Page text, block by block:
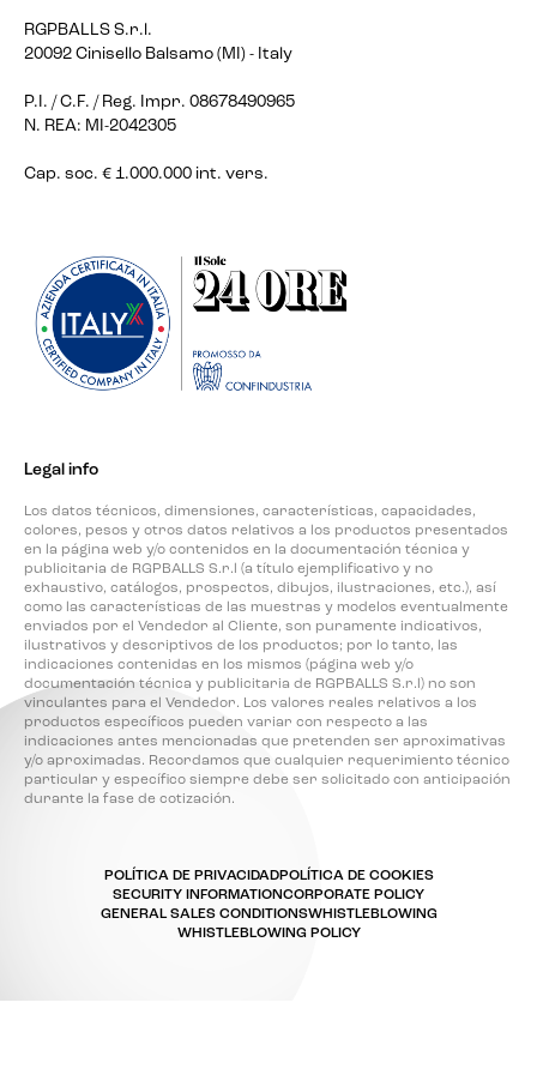
RGPBALLS S.r.l.
20092 Cinisello Balsamo (MI) - Italy
P.I. / C.F. / Reg. Impr. 08678490965
N. REA: MI-2042305
Cap. soc. € 1.000.000 int. vers.
Legal info
Los datos técnicos, dimensiones, características, capacidades,
colores, pesos y otros datos relativos a los productos presentados
en la página web y/o contenidos en la documentación técnica y
publicitaria de RGPBALLS S.r.l (a título ejemplificativo y no
exhaustivo, catálogos, prospectos, dibujos, ilustraciones, etc.), así
como las características de las muestras y modelos eventualmente
enviados por el Vendedor al Cliente, son puramente indicativos,
ilustrativos y descriptivos de los productos; por lo tanto, las
indicaciones contenidas en los mismos (página web y/o
documentación técnica y publicitaria de RGPBALLS S.r.l) no son
vinculantes para el Vendedor. Los valores reales relativos a los
productos específicos pueden variar con respecto a las
indicaciones antes mencionadas que pretenden ser aproximativas
y/o aproximadas. Recordamos que cualquier requerimiento técnico
particular y específico siempre debe ser solicitado con anticipación
durante la fase de cotización.
POLÍTICA DE PRIVACIDADPOLÍTICA DE COOKIES
SECURITY INFORMATIONCORPORATE POLICY
GENERAL SALES CONDITIONSWHISTLEBLOWING
WHISTLEBLOWING POLICY